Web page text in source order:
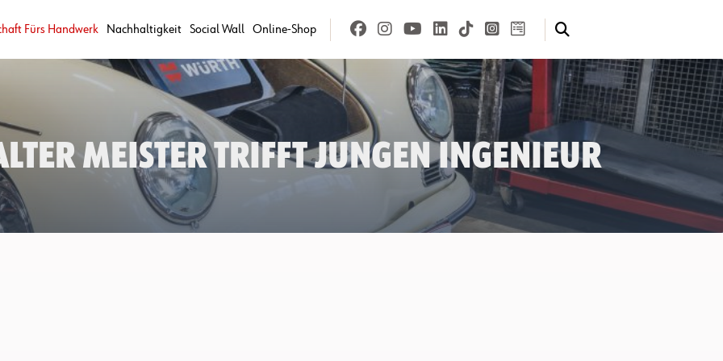
Fürs Handwerk Nachhaltigkeit Social Wall Online-Shop
Meister trifft jungen Ingenieur